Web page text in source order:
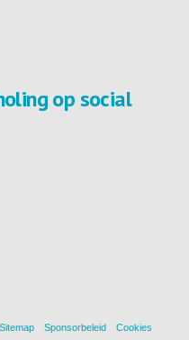
op social
Sitemap Sponsorbeleid Cookies